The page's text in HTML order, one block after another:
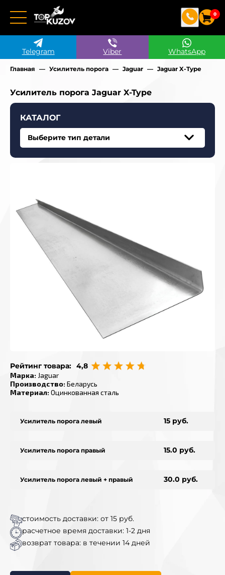
0
Telegram Viber WhatsApp
Главная Усилитель порога Jaguar Jaguar X-Type
Усилитель порога Jaguar X-Type
КАТАЛОГ
Выберите тип детали
Рейтинг товара: 4,8
Марка: Jaguar
Производство:Беларусь
Материал:Оцинкованная сталь
Усилитель порога левый 15 руб.
Усилитель порога правый 15.0 руб.
Усилитель порога левый + правый 30.0 руб.
стоимость доставки: от 15 руб.
расчетное время доставки: 1-2 дня
возврат товара: в течении 14 дней